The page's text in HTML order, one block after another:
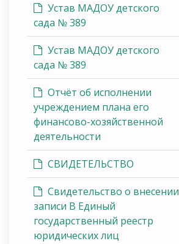
Устав МАДОУ детского
сада № 389
Устав МАДОУ детского
сада № 389
Отчёт об исполнении
учреждением плана его
финансово-хозяйственной
деятельности
СВИДЕТЕЛЬСТВО
Свидетельство о внесении
записи В Единый
государственный реестр
юридических лиц